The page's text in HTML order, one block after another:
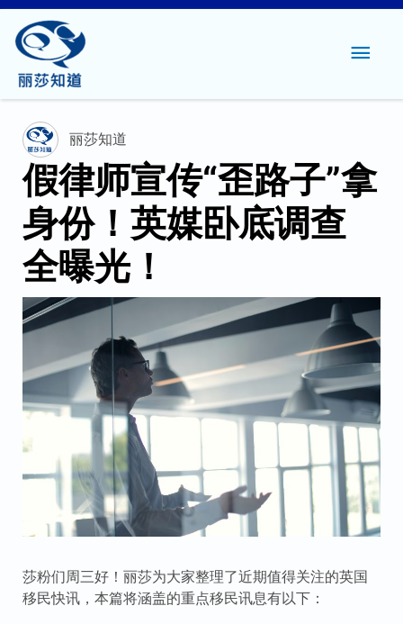
主
菜
丽莎知道
假律师宣传“歪路子”拿
身份！英媒卧底调查
全曝光！
莎粉们周三好！丽莎为大家整理了近期值得关注的英国
移民快讯，本篇将涵盖的重点移民讯息有以下：